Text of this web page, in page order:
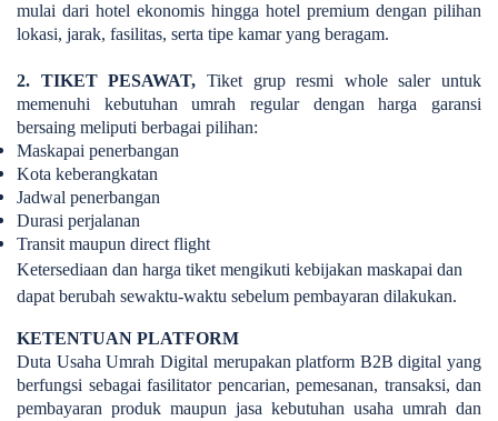
mulai dari hotel ekonomis hingga hotel premium dengan pilihan
lokasi, jarak, fasilitas, serta tipe kamar yang beragam.
2. TIKET PESAWAT, Tiket grup resmi whole saler untuk
memenuhi kebutuhan umrah regular dengan harga garansi
bersaing meliputi berbagai pilihan:
Maskapai penerbangan
Kota keberangkatan
Jadwal penerbangan
Durasi perjalanan
Transit maupun direct flight
Ketersediaan dan harga tiket mengikuti kebijakan maskapai dan
dapat berubah sewaktu-waktu sebelum pembayaran dilakukan.
KETENTUAN PLATFORM
Duta Usaha Umrah Digital merupakan platform B2B digital yang
berfungsi sebagai fasilitator pencarian, pemesanan, transaksi, dan
pembayaran produk maupun jasa kebutuhan usaha umrah dan